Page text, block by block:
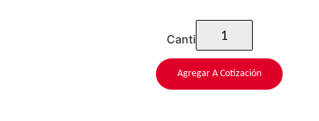
Cantidad
Agregar A Cotización